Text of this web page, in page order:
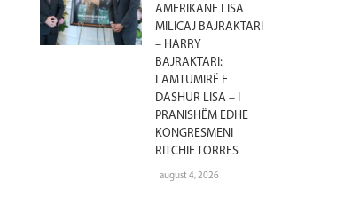
AMERIKANE LISA
MILICAJ BAJRAKTARI
– HARRY
BAJRAKTARI:
LAMTUMIRË E
DASHUR LISA – I
PRANISHËM EDHE
KONGRESMENI
RITCHIE TORRES
august 4, 2026